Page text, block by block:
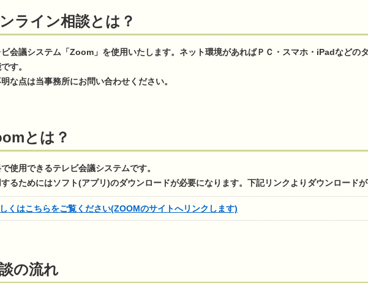
ライン相談とは？
ビ会議システム「Zoom」を使用いたします。ネット環境があればＰＣ・スマホ・iPadなどの
す。
な点は当事務所にお問い合わせください。
とは？
使用できるテレビ会議システムです。
るためにはソフト(アプリ)のダウンロードが必要になります。下記リンクよりダウンロードが
くはこちらをご覧ください(ZOOMのサイトへリンクします)
の流れ